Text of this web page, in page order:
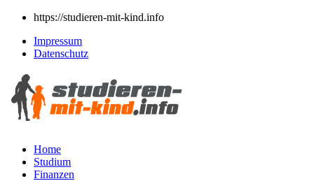
https://studieren-mit-kind.info
Impressum
Datenschutz
Home
Studium
Finanzen